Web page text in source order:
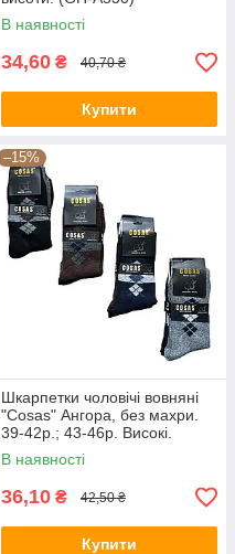
В наявності
34,60 ₴ 40,70 ₴
Купити
–15%
Шкарпетки чоловічі вовняні
"Cosas" Ангора, без махри.
39-42р.; 43-46р. Високі.
(ADP-25)
В наявності
36,10 ₴ 42,50 ₴
Купити